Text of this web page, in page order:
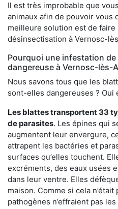
Il est très improbable que
animaux afin de pouvoir vous
meilleure solution est de
désinsectisation à Vernosc-
Pourquoi une infestation
dangereuse à Vernosc-lès-
Nous savons tous que les
sont-elles dangereuses ? Oui
Les blattes transportent 33
de parasites. Les épines qui
augmentent leur envergure,
attrapent les bactéries et
surfaces qu’elles touchent.
excréments, des eaux usées
dans leur ventre. Elles
maison. Comme si cela
pathogènes n’effraient pas